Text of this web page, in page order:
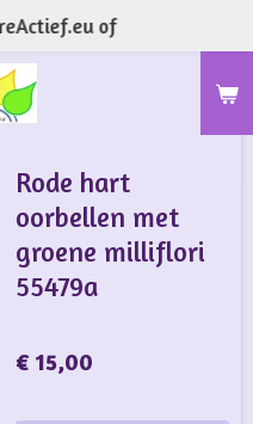
of
Rode hart
oorbellen met
groene milliflori
55479a
€ 15,00